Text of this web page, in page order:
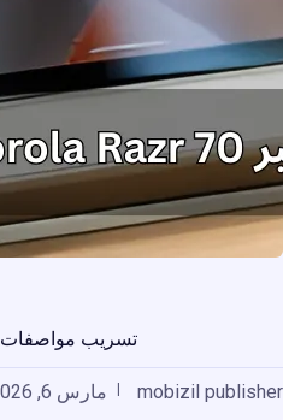
تسريب مواصفات Motorola Razr 70 عبر TENAA
mobizil publisher
مارس 6, 2026